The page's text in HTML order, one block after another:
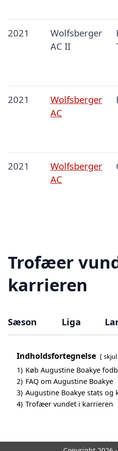
2021
Wolfsberger
AC II
2021
Wolfsberger
AC
2021
Wolfsberger
AC
Trofæer
karrieren
Sæson Liga
Indholdsfortegnelse skjul
1) Køb Augustine Boakye
2) FAQ om Augustine Boakye
3) Augustine Boakye stats og
4) Trofæer vundet i karrieren